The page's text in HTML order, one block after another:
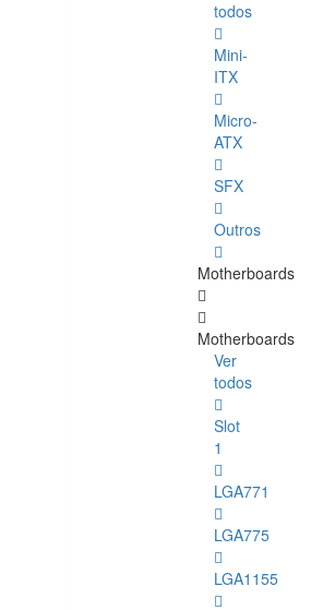
todos
Mini-
ITX
Micro-
ATX
SFX
Outros
Motherboards
Motherboards
Ver
todos
Slot
1
LGA771
LGA775
LGA1155